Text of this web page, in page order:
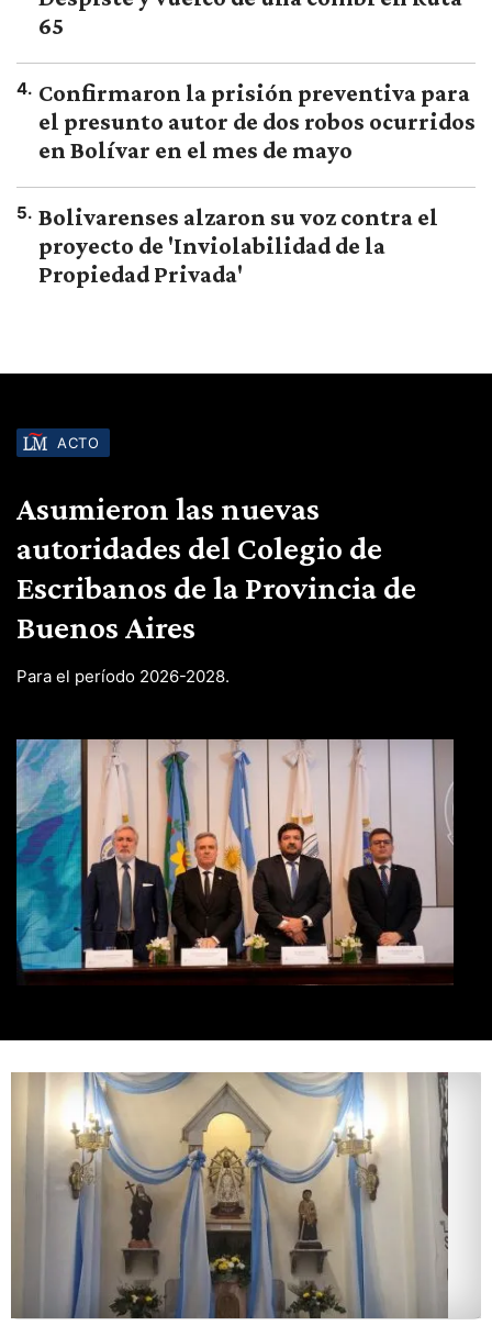
65
4. Confirmaron la prisión preventiva para
el presunto autor de dos robos ocurridos
en Bolívar en el mes de mayo
5. Bolivarenses alzaron su voz contra el
proyecto de 'Inviolabilidad de la
Propiedad Privada'
ACTO
Asumieron las nuevas
autoridades del Colegio de
Escribanos de la Provincia de
Buenos Aires
Para el período 2026-2028.